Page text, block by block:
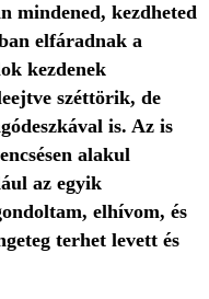
mindened, kezdheted
elfáradnak a
kezdenek
széttörik, de
is. Az is
alakul
az egyik
elhívom, és
terhet levett és